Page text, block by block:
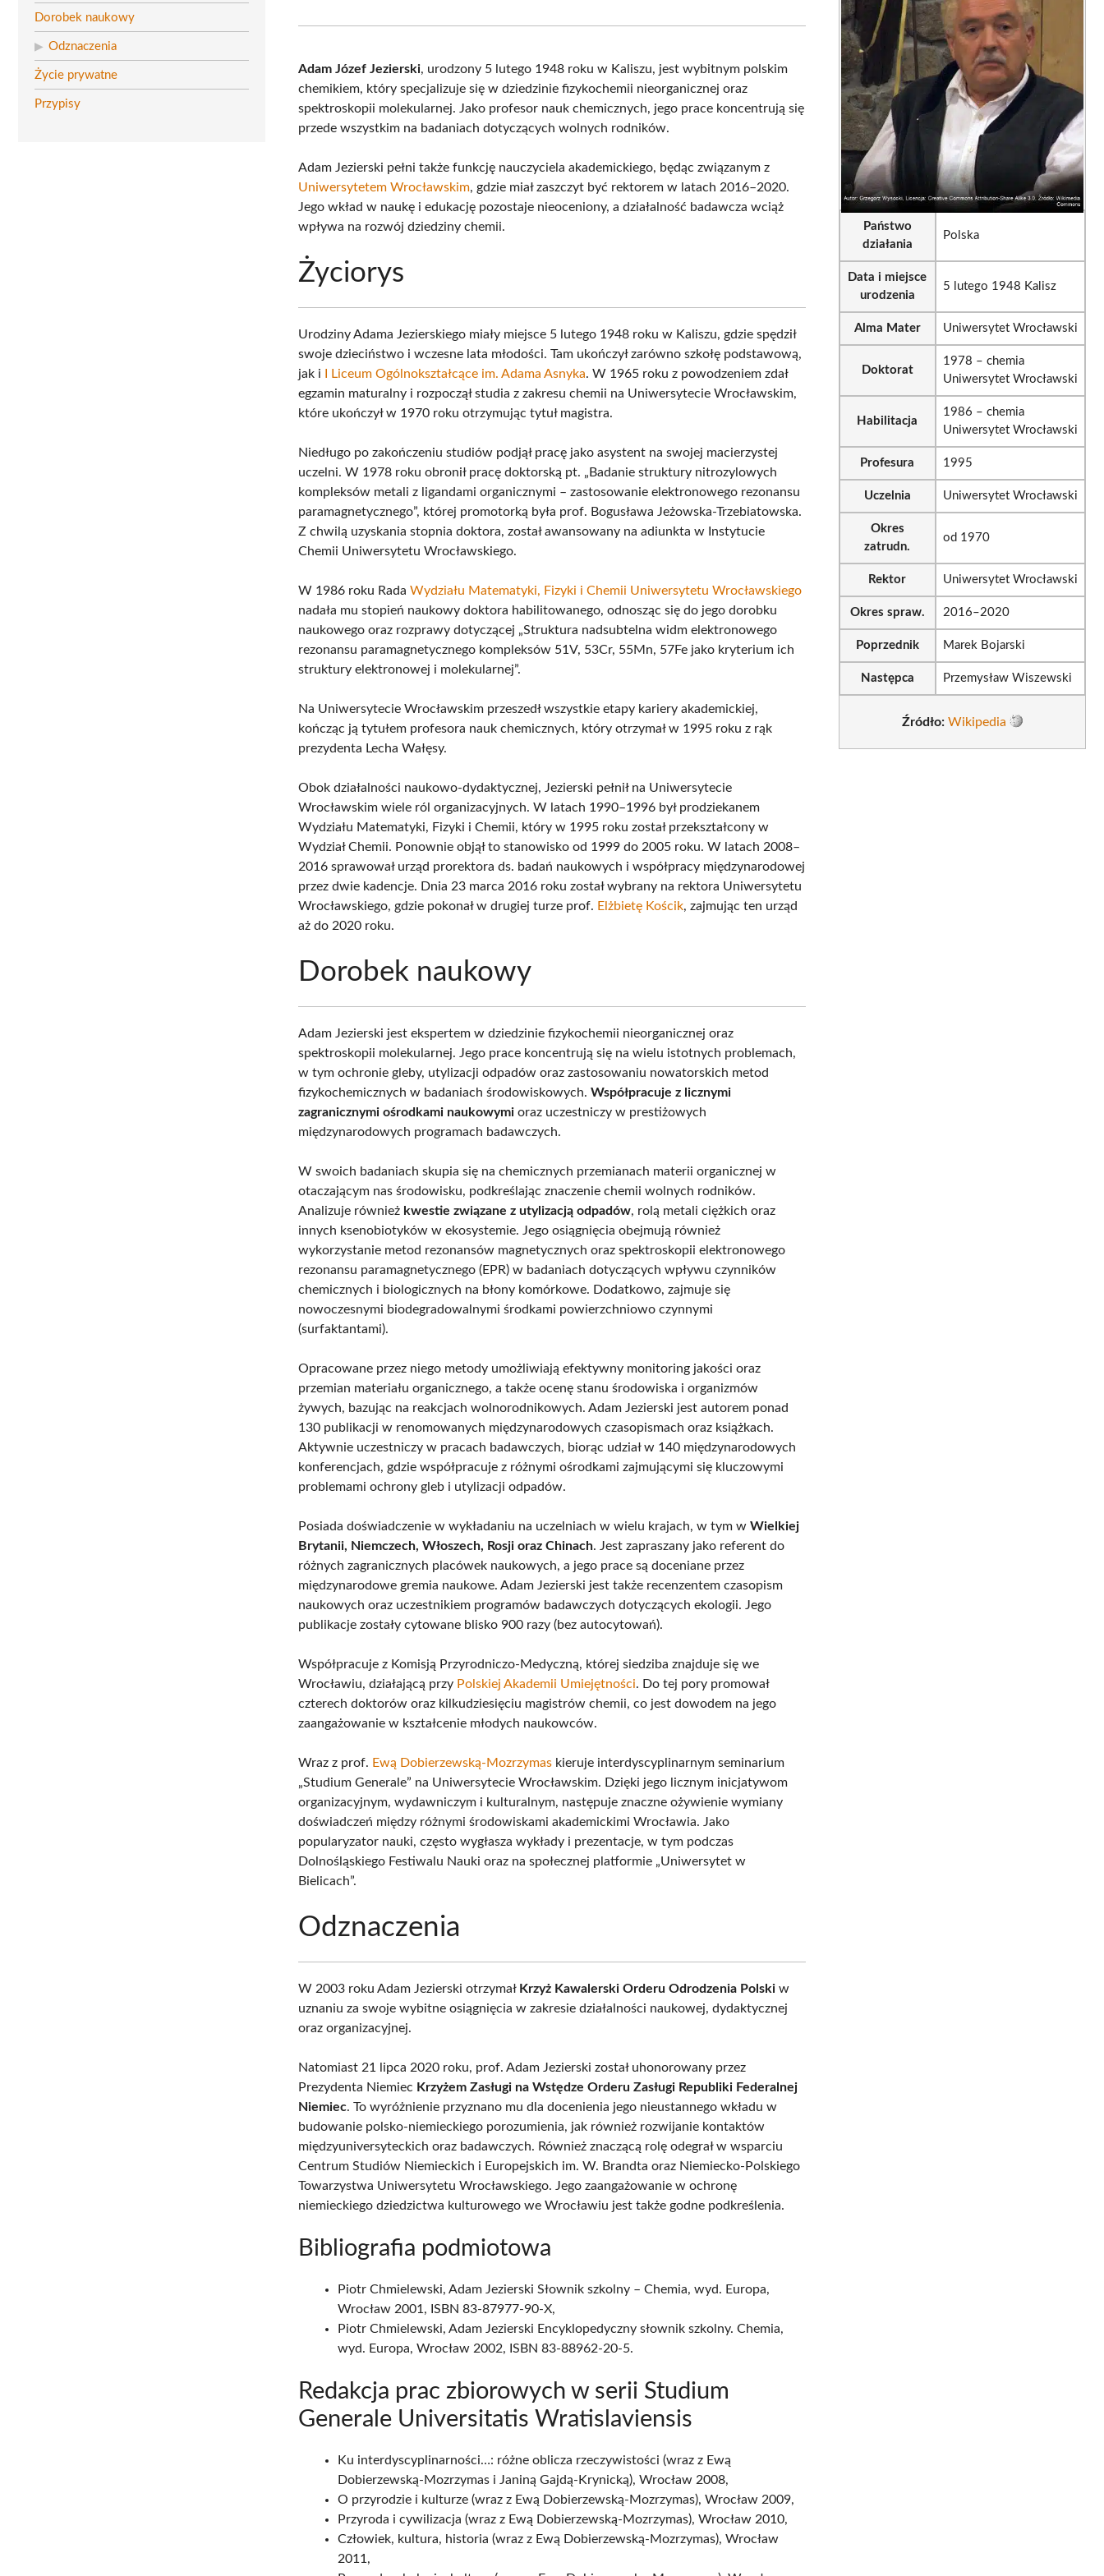
Dorobek naukowy
Odznaczenia
Życie prywatne
Przypisy
(Twitter)
Adam Józef Jezierski, urodzony 5 lutego 1948 roku w Kaliszu, jest wybitnym polskim
chemikiem, który specjalizuje się w dziedzinie fizykochemii nieorganicznej oraz
spektroskopii molekularnej. Jako profesor nauk chemicznych, jego prace koncentrują się
przede wszystkim na badaniach dotyczących wolnych rodników.
Adam Jezierski pełni także funkcję nauczyciela akademickiego, będąc związanym z
Uniwersytetem Wrocławskim, gdzie miał zaszczyt być rektorem w latach 2016–2020.
Jego wkład w naukę i edukację pozostaje nieoceniony, a działalność badawcza wciąż
wpływa na rozwój dziedziny chemii.
Życiorys
Urodziny Adama Jezierskiego miały miejsce 5 lutego 1948 roku w Kaliszu, gdzie spędził
swoje dzieciństwo i wczesne lata młodości. Tam ukończył zarówno szkołę podstawową,
jak i I Liceum Ogólnokształcące im. Adama Asnyka. W 1965 roku z powodzeniem zdał
egzamin maturalny i rozpoczął studia z zakresu chemii na Uniwersytecie Wrocławskim,
które ukończył w 1970 roku otrzymując tytuł magistra.
Niedługo po zakończeniu studiów podjął pracę jako asystent na swojej macierzystej
uczelni. W 1978 roku obronił pracę doktorską pt. „Badanie struktury nitrozylowych
kompleksów metali z ligandami organicznymi – zastosowanie elektronowego rezonansu
paramagnetycznego”, której promotorką była prof. Bogusława Jeżowska-Trzebiatowska.
Z chwilą uzyskania stopnia doktora, został awansowany na adiunkta w Instytucie
Chemii Uniwersytetu Wrocławskiego.
W 1986 roku RadaWydziału Matematyki, Fizyki i Chemii Uniwersytetu Wrocławskiego
nadała mu stopień naukowy doktora habilitowanego, odnosząc się do jego dorobku
naukowego oraz rozprawy dotyczącej „Struktura nadsubtelna widm elektronowego
rezonansu paramagnetycznego kompleksów 51V, 53Cr, 55Mn, 57Fe jako kryterium ich
struktury elektronowej i molekularnej”.
Na Uniwersytecie Wrocławskim przeszedł wszystkie etapy kariery akademickiej,
kończąc ją tytułem profesora nauk chemicznych, który otrzymał w 1995 roku z rąk
prezydenta Lecha Wałęsy.
Obok działalności naukowo-dydaktycznej, Jezierski pełnił na Uniwersytecie
Wrocławskim wiele ról organizacyjnych. W latach 1990–1996 był prodziekanem
Wydziału Matematyki, Fizyki i Chemii, który w 1995 roku został przekształcony w
Wydział Chemii. Ponownie objął to stanowisko od 1999 do 2005 roku. W latach 2008–
2016 sprawował urząd prorektora ds. badań naukowych i współpracy międzynarodowej
przez dwie kadencje. Dnia 23 marca 2016 roku został wybrany na rektora Uniwersytetu
Wrocławskiego, gdzie pokonał w drugiej turze prof. Elżbietę Kościk, zajmując ten urząd
aż do 2020 roku.
Dorobek naukowy
Adam Jezierski jest ekspertem w dziedzinie fizykochemii nieorganicznej oraz
spektroskopii molekularnej. Jego prace koncentrują się na wielu istotnych problemach,
w tym ochronie gleby, utylizacji odpadów oraz zastosowaniu nowatorskich metod
fizykochemicznych w badaniach środowiskowych.Współpracuje z licznymi
zagranicznymi ośrodkami naukowymi oraz uczestniczy w prestiżowych
międzynarodowych programach badawczych.
W swoich badaniach skupia się na chemicznych przemianach materii organicznej w
otaczającym nas środowisku, podkreślając znaczenie chemii wolnych rodników.
Analizuje również kwestie związane z utylizacją odpadów, rolą metali ciężkich oraz
innych ksenobiotyków w ekosystemie. Jego osiągnięcia obejmują również
wykorzystanie metod rezonansów magnetycznych oraz spektroskopii elektronowego
rezonansu paramagnetycznego (EPR) w badaniach dotyczących wpływu czynników
chemicznych i biologicznych na błony komórkowe. Dodatkowo, zajmuje się
nowoczesnymi biodegradowalnymi środkami powierzchniowo czynnymi
(surfaktantami).
Opracowane przez niego metody umożliwiają efektywny monitoring jakości oraz
przemian materiału organicznego, a także ocenę stanu środowiska i organizmów
żywych, bazując na reakcjach wolnorodnikowych. Adam Jezierski jest autorem ponad
130 publikacji w renomowanych międzynarodowych czasopismach oraz książkach.
Aktywnie uczestniczy w pracach badawczych, biorąc udział w 140 międzynarodowych
konferencjach, gdzie współpracuje z różnymi ośrodkami zajmującymi się kluczowymi
problemami ochrony gleb i utylizacji odpadów.
Posiada doświadczenie w wykładaniu na uczelniach w wielu krajach, w tym wWielkiej
Brytanii, Niemczech, Włoszech, Rosji oraz Chinach. Jest zapraszany jako referent do
różnych zagranicznych placówek naukowych, a jego prace są doceniane przez
międzynarodowe gremia naukowe. Adam Jezierski jest także recenzentem czasopism
naukowych oraz uczestnikiem programów badawczych dotyczących ekologii. Jego
publikacje zostały cytowane blisko 900 razy (bez autocytowań).
Współpracuje z Komisją Przyrodniczo-Medyczną, której siedziba znajduje się we
Wrocławiu, działającą przy Polskiej Akademii Umiejętności. Do tej pory promował
czterech doktorów oraz kilkudziesięciu magistrów chemii, co jest dowodem na jego
zaangażowanie w kształcenie młodych naukowców.
Wraz z prof. Ewą Dobierzewską-Mozrzymas kieruje interdyscyplinarnym seminarium
„Studium Generale” na Uniwersytecie Wrocławskim. Dzięki jego licznym inicjatywom
organizacyjnym, wydawniczym i kulturalnym, następuje znaczne ożywienie wymiany
doświadczeń między różnymi środowiskami akademickimi Wrocławia. Jako
popularyzator nauki, często wygłasza wykłady i prezentacje, w tym podczas
Dolnośląskiego Festiwalu Nauki oraz na społecznej platformie „Uniwersytet w
Bielicach”.
Odznaczenia
W 2003 roku Adam Jezierski otrzymał Krzyż Kawalerski Orderu Odrodzenia Polski w
uznaniu za swoje wybitne osiągnięcia w zakresie działalności naukowej, dydaktycznej
oraz organizacyjnej.
Natomiast 21 lipca 2020 roku, prof. Adam Jezierski został uhonorowany przez
Prezydenta Niemiec Krzyżem Zasługi na Wstędze Orderu Zasługi Republiki Federalnej
Niemiec. To wyróżnienie przyznano mu dla docenienia jego nieustannego wkładu w
budowanie polsko-niemieckiego porozumienia, jak również rozwijanie kontaktów
międzyuniversyteckich oraz badawczych. Również znaczącą rolę odegrał w wsparciu
Centrum Studiów Niemieckich i Europejskich im. W. Brandta oraz Niemiecko-Polskiego
Towarzystwa Uniwersytetu Wrocławskiego. Jego zaangażowanie w ochronę
niemieckiego dziedzictwa kulturowego we Wrocławiu jest także godne podkreślenia.
Bibliografia podmiotowa
Piotr Chmielewski, Adam Jezierski Słownik szkolny – Chemia, wyd. Europa,
Wrocław 2001, ISBN 83-87977-90-X,
Piotr Chmielewski, Adam Jezierski Encyklopedyczny słownik szkolny. Chemia,
wyd. Europa, Wrocław 2002, ISBN 83-88962-20-5.
Redakcja prac zbiorowych w serii Studium
Generale Universitatis Wratislaviensis
Ku interdyscyplinarności…: różne oblicza rzeczywistości (wraz z Ewą
Dobierzewską-Mozrzymas i Janiną Gajdą-Krynicką), Wrocław 2008,
O przyrodzie i kulturze (wraz z Ewą Dobierzewską-Mozrzymas), Wrocław 2009,
Przyroda i cywilizacja (wraz z Ewą Dobierzewską-Mozrzymas), Wrocław 2010,
Człowiek, kultura, historia (wraz z Ewą Dobierzewską-Mozrzymas), Wrocław
2011,
Państwo
działania
Polska
Data i miejsce
urodzenia
5 lutego 1948 Kalisz
Alma Mater Uniwersytet Wrocławski
Doktorat
1978 – chemia
Uniwersytet Wrocławski
Habilitacja
1986 – chemia
Uniwersytet Wrocławski
Profesura 1995
Uczelnia Uniwersytet Wrocławski
Okres
zatrudn.
od 1970
Rektor Uniwersytet Wrocławski
Okres spraw. 2016–2020
Poprzednik Marek Bojarski
Następca Przemysław Wiszewski
Źródło: Wikipedia